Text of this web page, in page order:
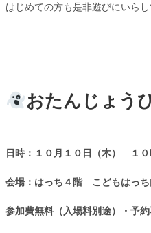
はじめての方も是非遊びにいらし
おたんじょう
日時：１０月１０日（木） １
会場：はっち４階 こどもはっ
参加費無料（入場料別途）・予